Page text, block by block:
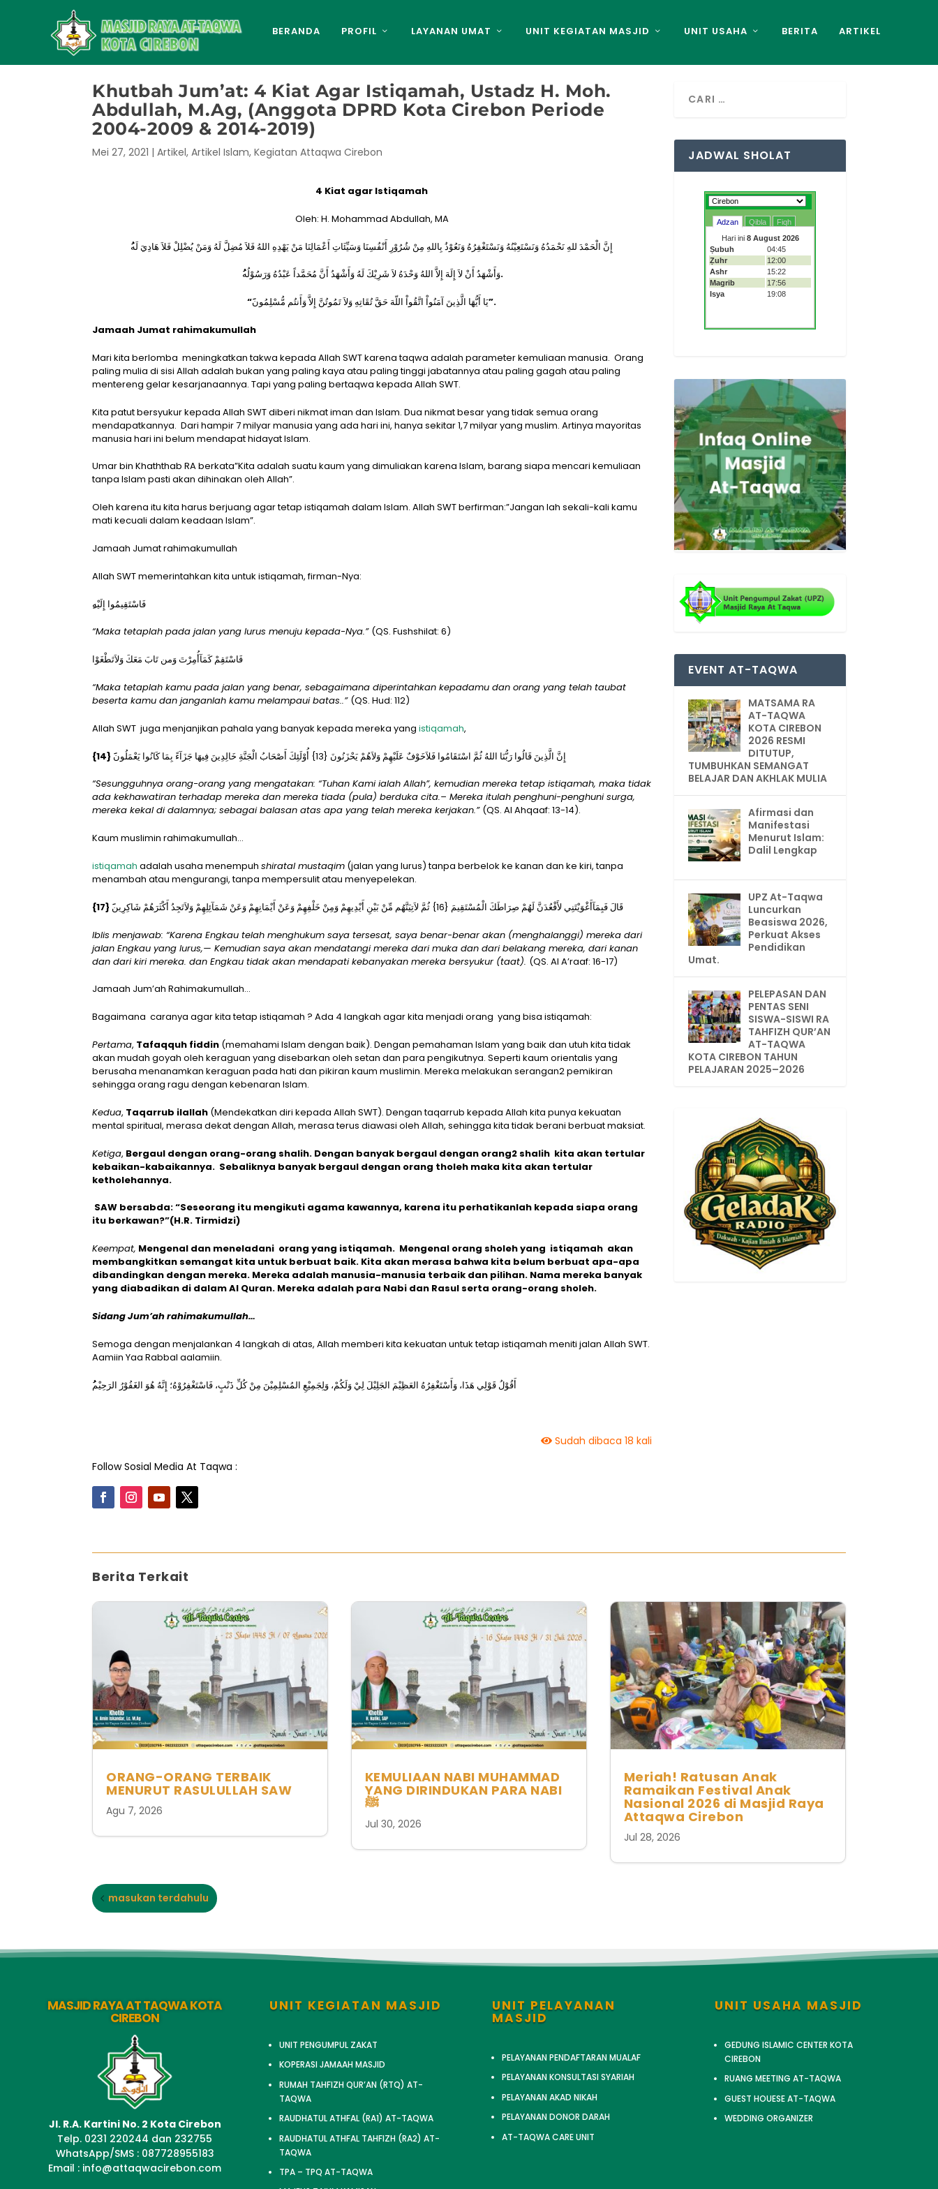
BERANDA PROFIL LAYANAN UMAT UNIT KEGIATAN MASJID UNIT USAHA BERITA ARTIKEL
Khutbah Jum’at: 4 Kiat Agar Istiqamah, Ustadz H. Moh.
Abdullah, M.Ag, (Anggota DPRD Kota Cirebon Periode
2004-2009 & 2014-2019)
Mei 27, 2021 | Artikel, Artikel Islam, Kegiatan Attaqwa Cirebon
4 Kiat agar Istiqamah
Oleh: H. Mohammad Abdullah, MA
إِنَّ الْحَمْدَ للهِ نَحْمَدُهُ وَنَسْتَعِيْنُهُ وَنَسْتَغْفِرُهُ وَنَعُوْذُ بِاللهِ مِنْ شُرُوْرِ أَنْفُسِنَا وَسَيِّئَاتِ أَعْمَالِنَا مَنْ يَهْدِهِ اللهُ فَلاَ مُضِلَّ لَهُ وَمَنْ يُضْلِلْ فَلاَ هَادِيَ لَه
وَأَشْهَدُ أَنْ لاَ إِلَهَ إِلاَّ اللهُ وَحْدَهُ لاَ شَرِيْكَ لَهُ وَأَشْهَدُ أَنَّ مُحَمَّداً عَبْدُهُ وَرَسُوْلُهُ.
“يَا أَيُّهَا الَّذِينَ آمَنُواْ اتَّقُواْ اللّهَ حَقَّ تُقَاتِهِ وَلاَ تَمُوتُنَّ إِلاَّ وَأَنتُم مُّسْلِمُونَ”.
Jamaah Jumat rahimakumullah
Mari kita berlomba meningkatkan takwa kepada Allah SWT karena taqwa adalah parameter kemuliaan manusia. Orang
paling mulia di sisi Allah adalah bukan yang paling kaya atau paling tinggi jabatannya atau paling gagah atau paling
mentereng gelar kesarjanaannya. Tapi yang paling bertaqwa kepada Allah SWT.
Kita patut bersyukur kepada Allah SWT diberi nikmat iman dan Islam. Dua nikmat besar yang tidak semua orang
mendapatkannya. Dari hampir 7 milyar manusia yang ada hari ini, hanya sekitar 1,7 milyar yang muslim. Artinya mayoritas
manusia hari ini belum mendapat hidayat Islam.
Umar bin Khaththab RA berkata”Kita adalah suatu kaum yang dimuliakan karena Islam, barang siapa mencari kemuliaan
tanpa Islam pasti akan dihinakan oleh Allah”.
Oleh karena itu kita harus berjuang agar tetap istiqamah dalam Islam. Allah SWT berfirman:”Jangan lah sekali-kali kamu
mati kecuali dalam keadaan Islam”.
Jamaah Jumat rahimakumullah
Allah SWT memerintahkan kita untuk istiqamah, firman-Nya:
فَاسْتَقِيمُوا إِلَيْه
“Maka tetaplah pada jalan yang lurus menuju kepada-Nya.” (QS. Fushshilat: 6)
فَاسْتَقِمْ كَمَآأُمِرْتَ وَمن تَابَ مَعَكَ وَلاَتَطْغَوْا
“Maka tetaplah kamu pada jalan yang benar, sebagaimana diperintahkan kepadamu dan orang yang telah taubat
beserta kamu dan janganlah kamu melampaui batas..” (QS. Hud: 112)
Allah SWT juga menjanjikan pahala yang banyak kepada mereka yang istiqamah,
إِنَّ الَّذِينَ قَالُوا رَبُّنَا اللهُ ثُمَّ اسْتَقَامُوا فَلاَخَوْفٌ عَلَيْهِمْ وَلاَهُمْ يَحْزَنُونَ {13} أُوْلَئِكَ أَصْحَابُ الْجَنَّةِ خَالِدِينَ فِيهَا جَزَآءً بِمَا كَانُوا يَعْمَلُون َ {14}
“Sesungguhnya orang-orang yang mengatakan: “Tuhan Kami ialah Allah”, kemudian mereka tetap istiqamah, maka tidak
ada kekhawatiran terhadap mereka dan mereka tiada (pula) berduka cita.– Mereka itulah penghuni-penghuni surga,
mereka kekal di dalamnya; sebagai balasan atas apa yang telah mereka kerjakan.” (QS. Al Ahqaaf: 13-14).
Kaum muslimin rahimakumullah…
istiqamah adalah usaha menempuh shiratal mustaqim (jalan yang lurus) tanpa berbelok ke kanan dan ke kiri, tanpa
menambah atau mengurangi, tanpa mempersulit atau menyepelekan.
قَالَ فَبِمَآأَغْوَيْتَنِي لأَقْعُدَنَّ لَهُمْ صِرَاطَكَ الْمُسْتَقِيمَ {16} ثُمَّ لاَتِيَنَّهُم مِّنْ بَيْنِ أَيْدِيهِمْ وَمِنْ خَلْفِهِمْ وَعَنْ أَيْمَانِهِمْ وَعَنْ شَمَآئِلِهِمْ وَلاَتَجِدُ أَكْثَرَهُمْ شَاكِرِين َ {17}
Iblis menjawab: “Karena Engkau telah menghukum saya tersesat, saya benar-benar akan (menghalanggi) mereka dari
jalan Engkau yang lurus,— Kemudian saya akan mendatangi mereka dari muka dan dari belakang mereka, dari kanan
dan dari kiri mereka. dan Engkau tidak akan mendapati kebanyakan mereka bersyukur (taat). (QS. Al A’raaf: 16-17)
Jamaah Jum’ah Rahimakumullah…
Bagaimana caranya agar kita tetap istiqamah ? Ada 4 langkah agar kita menjadi orang yang bisa istiqamah:
Pertama, Tafaqquh fiddin (memahami Islam dengan baik). Dengan pemahaman Islam yang baik dan utuh kita tidak
akan mudah goyah oleh keraguan yang disebarkan oleh setan dan para pengikutnya. Seperti kaum orientalis yang
berusaha menanamkan keraguan pada hati dan pikiran kaum muslimin. Mereka melakukan serangan2 pemikiran
sehingga orang ragu dengan kebenaran Islam.
Kedua, Taqarrub ilallah (Mendekatkan diri kepada Allah SWT). Dengan taqarrub kepada Allah kita punya kekuatan
mental spiritual, merasa dekat dengan Allah, merasa terus diawasi oleh Allah, sehingga kita tidak berani berbuat maksiat.
Ketiga, Bergaul dengan orang-orang shalih. Dengan banyak bergaul dengan orang2 shalih kita akan tertular
kebaikan-kabaikannya. Sebaliknya banyak bergaul dengan orang tholeh maka kita akan tertular
ketholehannya.
SAW bersabda: “Seseorang itu mengikuti agama kawannya, karena itu perhatikanlah kepada siapa orang
itu berkawan?”(H.R. Tirmidzi)
Keempat, Mengenal dan meneladani orang yang istiqamah. Mengenal orang sholeh yang istiqamah akan
membangkitkan semangat kita untuk berbuat baik. Kita akan merasa bahwa kita belum berbuat apa-apa
dibandingkan dengan mereka. Mereka adalah manusia-manusia terbaik dan pilihan. Nama mereka banyak
yang diabadikan di dalam Al Quran. Mereka adalah para Nabi dan Rasul serta orang-orang sholeh.
Sidang Jum’ah rahimakumullah…
Semoga dengan menjalankan 4 langkah di atas, Allah memberi kita kekuatan untuk tetap istiqamah meniti jalan Allah SWT.
Aamiin Yaa Rabbal aalamiin.
أَقُوْلُ قَوْلِي هَذَا، وَأَسْتَغْفِرُهُ العَظِيْمَ الجَلِيْلَ لِيْ وَلَكُمْ، وَلِجَمِيْعِ المُسْلِمِيْنَ مِنْ كُلِّ ذَنْبٍ، فَاسْتَغْفِرُوْهُ؛ إِنَّهُ هُوَ الغَفُوْرُ الرَحِيْم
Sudah dibaca 18 kali
Follow Sosial Media At Taqwa :
JADWAL SHOLAT
EVENT AT-TAQWA
MATSAMA RA
AT-TAQWA
KOTA CIREBON
2026 RESMI
DITUTUP,
TUMBUHKAN SEMANGAT
BELAJAR DAN AKHLAK MULIA
Afirmasi dan
Manifestasi
Menurut Islam:
Dalil Lengkap
UPZ At-Taqwa
Luncurkan
Beasiswa 2026,
Perkuat Akses
Pendidikan
Umat.
PELEPASAN DAN
PENTAS SENI
SISWA-SISWI RA
TAHFIZH QUR’AN
AT-TAQWA
KOTA CIREBON TAHUN
PELAJARAN 2025–2026
Berita Terkait
ORANG-ORANG TERBAIK
MENURUT RASULULLAH SAW
Agu 7, 2026
KEMULIAAN NABI MUHAMMAD
YANG DIRINDUKAN PARA NABI
ﷺ
Jul 30, 2026
Meriah! Ratusan Anak
Ramaikan Festival Anak
Nasional 2026 di Masjid Raya
Attaqwa Cirebon
Jul 28, 2026
masukan terdahulu
MASJID RAYA AT TAQWA KOTA
CIREBON
Jl. R.A. Kartini No. 2 Kota Cirebon
Telp. 0231 220244 dan 232755
WhatsApp/SMS : 087728955183
Email : info@attaqwacirebon.com
UNIT KEGIATAN MASJID
UNIT PENGUMPUL ZAKAT
KOPERASI JAMAAH MASJID
RUMAH TAHFIZH QUR’AN (RTQ) AT-
TAQWA
RAUDHATUL ATHFAL (RA1) AT-TAQWA
RAUDHATUL ATHFAL TAHFIZH (RA2) AT-
TAQWA
TPA – TPQ AT-TAQWA
UNIT PELAYANAN
MASJID
PELAYANAN PENDAFTARAN MUALAF
PELAYANAN KONSULTASI SYARIAH
PELAYANAN AKAD NIKAH
PELAYANAN DONOR DARAH
AT-TAQWA CARE UNIT
UNIT USAHA MASJID
GEDUNG ISLAMIC CENTER KOTA
CIREBON
RUANG MEETING AT-TAQWA
GUEST HOUESE AT-TAQWA
WEDDING ORGANIZER